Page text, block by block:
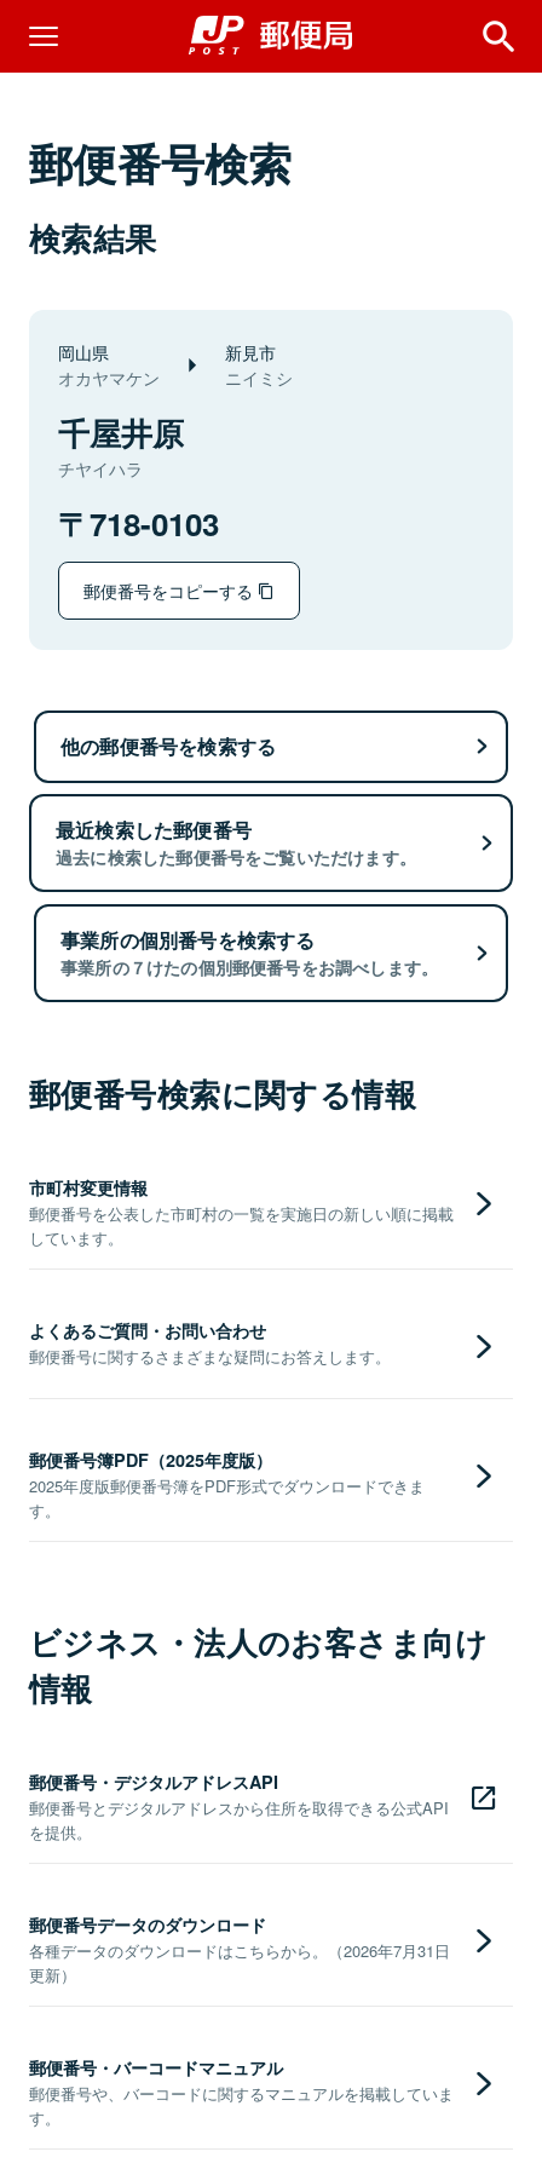
郵便番号検索
検索結果
岡山県
オカヤマケン
新見市
ニイミシ
千屋井原
チヤイハラ
718-0103
郵便番号をコピーする
他の郵便番号を検索する
最近検索した郵便番号
過去に検索した郵便番号をご覧いただけます。
事業所の個別番号を検索する
事業所の７けたの個別郵便番号をお調べします。
郵便番号検索に関する情報
市町村変更情報
郵便番号を公表した市町村の一覧を実施日の新しい順に掲載
しています。
よくあるご質問・お問い合わせ
郵便番号に関するさまざまな疑問にお答えします。
郵便番号簿PDF（2025年度版）
2025年度版郵便番号簿をPDF形式でダウンロードできま
す。
ビジネス・法人のお客さま向け
情報
郵便番号・デジタルアドレスAPI
郵便番号とデジタルアドレスから住所を取得できる公式API
を提供。
郵便番号データのダウンロード
各種データのダウンロードはこちらから。（2026年7月31日
更新）
郵便番号・バーコードマニュアル
郵便番号や、バーコードに関するマニュアルを掲載していま
す。